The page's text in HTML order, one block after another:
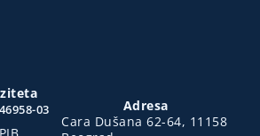
03
PIB
Adresa
Cara Dušana 62-64, 11158